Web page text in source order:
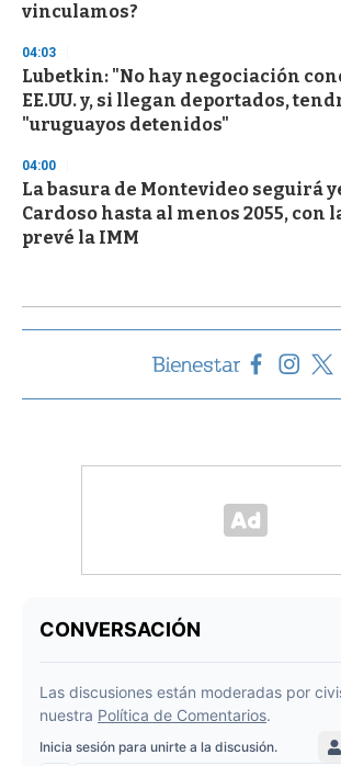
vinculamos?
04:03
Lubetkin: "No hay negociación
EE.UU. y, si llegan deportados,
"uruguayos detenidos"
04:00
La basura de Montevideo seguirá
Cardoso hasta al menos 2055, con
prevé la IMM